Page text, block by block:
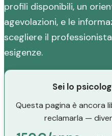
profili disponibili, un
agevolazioni, e le
scegliere il
esigenze.
Sei lo
Questa pagina è ancora
reclamarla —